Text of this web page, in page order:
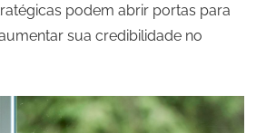
podem abrir portas para
sua credibilidade no